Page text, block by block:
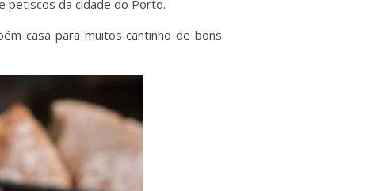
petiscos da cidade do Porto.
casa para muitos cantinho de bons